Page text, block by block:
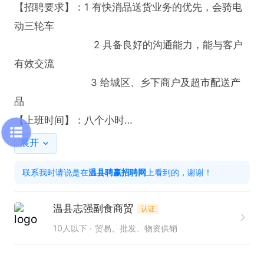
【招聘要求】：1 有快消品送货业务的优先，会骑电
动三轮车
                          2 具备良好的沟通能力，能与客户
有效交流
                         3 给城区、乡下商户及超市配送产
品
【上班时间】：八个小时
【福利待遇】：有意外险、节日福利
待遇：工作时间自由，有意外险、节日福利
打电话时请说是在温县招聘网上看到的，谢谢！
展开
联系我时请说是在温县聘赢招聘网 上看到的，谢谢！
温县志强副食商贸 认证
10人以下 贸易、批发、物资供销